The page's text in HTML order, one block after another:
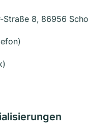
Straße 8, 86956